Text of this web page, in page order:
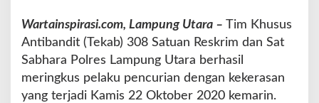
g
U
t
a
r
a
Wartainspirasi.com, Lampung Utara – Tim Khusus
Antibandit (Tekab) 308 Satuan Reskrim dan Sat
Sabhara Polres Lampung Utara berhasil
meringkus pelaku pencurian dengan kekerasan
yang terjadi Kamis 22 Oktober 2020 kemarin.